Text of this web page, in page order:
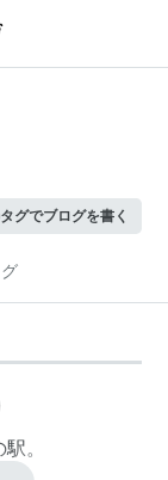
グでブログを書く
。